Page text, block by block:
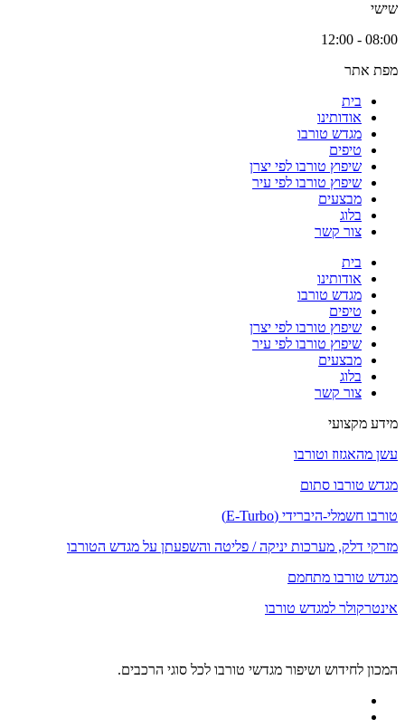
שישי
08:00 - 12:00
מפת אתר
בית
אודותינו
מגדש טורבו
טיפים
שיפוץ טורבו לפי יצרן
שיפוץ טורבו לפי עיר
מבצעים
בלוג
צור קשר
בית
אודותינו
מגדש טורבו
טיפים
שיפוץ טורבו לפי יצרן
שיפוץ טורבו לפי עיר
מבצעים
בלוג
צור קשר
מידע מקצועי
עשן מהאגזוז וטורבו
מגדש טורבו סתום
טורבו חשמלי-היברידי (E-Turbo)
מזרקי דלק, מערכות יניקה / פליטה והשפעתן על מגדש הטורבו
מגדש טורבו מתחמם
אינטרקולר למגדש טורבו
המכון לחידוש ושיפור מגדשי טורבו לכל סוגי הרכבים.